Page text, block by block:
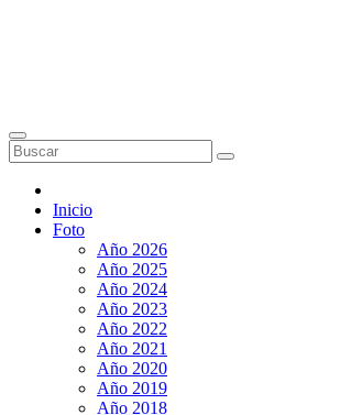
Inicio
Foto
Año 2026
Año 2025
Año 2024
Año 2023
Año 2022
Año 2021
Año 2020
Año 2019
Año 2018